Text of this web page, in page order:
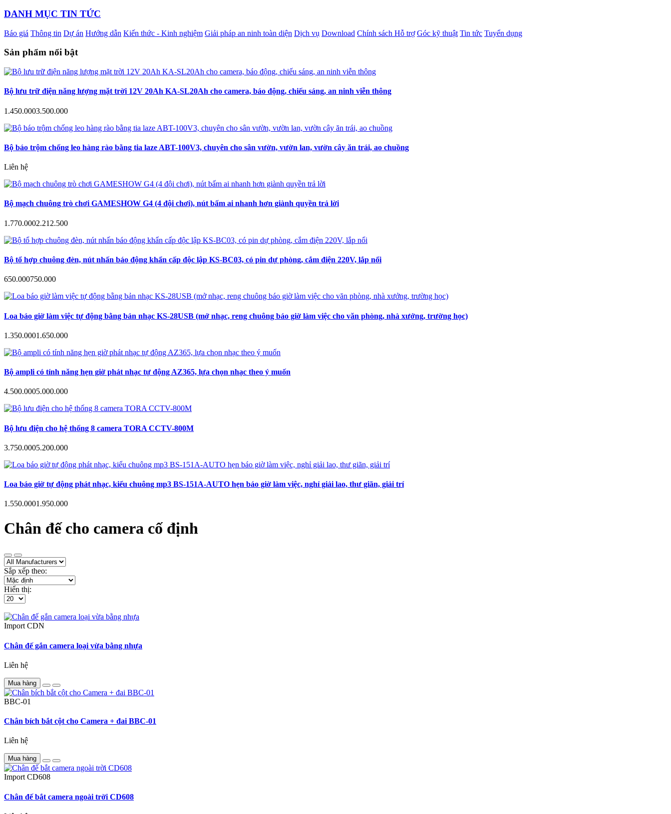
DANH MỤC TIN TỨC
Báo giá Thông tin Dự án Hướng dẫn Kiến thức - Kinh nghiệm Giải pháp an ninh toàn diện Dịch vụ Download Chính sách Hỗ trợ Góc kỹ thuật Tin tức Tuyển dụng
Sản phẩm nổi bật
Bộ lưu trữ điện năng lượng mặt trời 12V 20Ah KA-SL20Ah cho camera, báo động, chiếu sáng, an ninh viễn thông
1.450.0003.500.000
Bộ báo trộm chống leo hàng rào bằng tia laze ABT-100V3, chuyên cho sân vườn, vườn lan, vườn cây ăn trái, ao chuồng
Liên hệ
Bộ mạch chuông trò chơi GAMESHOW G4 (4 đội chơi), nút bấm ai nhanh hơn giành quyền trả lời
1.770.0002.212.500
Bộ tổ hợp chuông đèn, nút nhấn báo động khẩn cấp độc lập KS-BC03, có pin dự phòng, cắm điện 220V, lắp nổi
650.000750.000
Loa báo giờ làm việc tự động bằng bản nhạc KS-28USB (mở nhạc, reng chuông báo giờ làm việc cho văn phòng, nhà xưởng, trường học)
1.350.0001.650.000
Bộ ampli có tính năng hẹn giờ phát nhạc tự động AZ365, lựa chọn nhạc theo ý muốn
4.500.0005.000.000
Bộ lưu điện cho hệ thống 8 camera TORA CCTV-800M
3.750.0005.200.000
Loa báo giờ tự động phát nhạc, kiểu chuông mp3 BS-151A-AUTO hẹn báo giờ làm việc, nghỉ giải lao, thư giãn, giải trí
1.550.0001.950.000
Chân đế cho camera cố định
Sắp xếp theo:
Hiển thị:
Import CDN
Chân đế gắn camera loại vừa bằng nhựa
Liên hệ
Mua hàng
BBC-01
Chân bích bắt cột cho Camera + đai BBC-01
Liên hệ
Mua hàng
Import CD608
Chân đế bắt camera ngoài trời CD608